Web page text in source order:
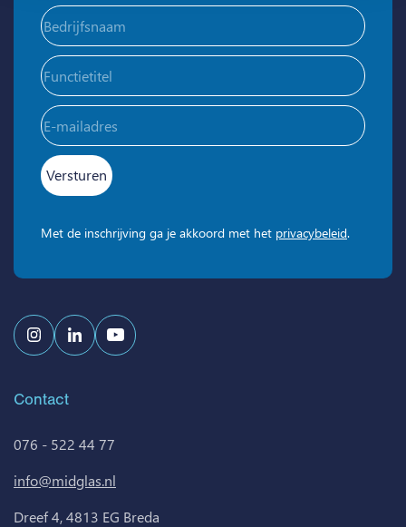
Contact
076 - 522 44 77
info@midglas.nl
Dreef 4, 4813 EG Breda
Bedrijfsnaam
Functietitel
E-
mailadres(Vereist)
Met de inschrijving ga je akkoord met het privacybeleid.